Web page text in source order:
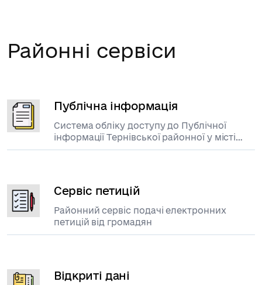
Районні сервіси
Публічна інформація
Система обліку доступу до Публічної
інформації Тернівської районної у місті
ради
Сервіс петицій
Районний сервіс подачі електронних
петицій від громадян
Відкриті дані